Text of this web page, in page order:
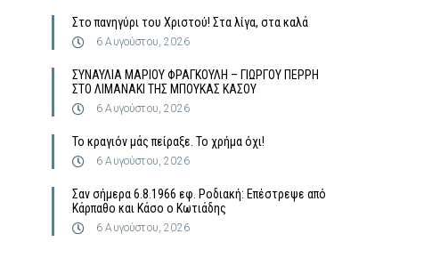
Στο πανηγύρι του Χριστού! Στα λίγα, στα καλά
6 Αυγούστου, 2026
ΣΥΝΑΥΛΙΑ ΜΑΡΙΟΥ ΦΡΑΓΚΟΥΛΗ – ΓΙΩΡΓΟΥ ΠΕΡΡΗ
ΣΤΟ ΛΙΜΑΝΑΚΙ ΤΗΣ ΜΠΟΥΚΑΣ ΚΑΣΟΥ
6 Αυγούστου, 2026
Το κραγιόν μάς πείραξε. Το χρήμα όχι!
6 Αυγούστου, 2026
Σαν σήμερα 6.8.1966 εφ. Ροδιακή: Επέστρεψε από
Κάρπαθο και Κάσο ο Κωτιάδης
6 Αυγούστου, 2026